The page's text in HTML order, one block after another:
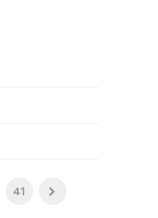
41